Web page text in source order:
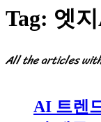
Tag: 엣
All the articles
AI 트렌